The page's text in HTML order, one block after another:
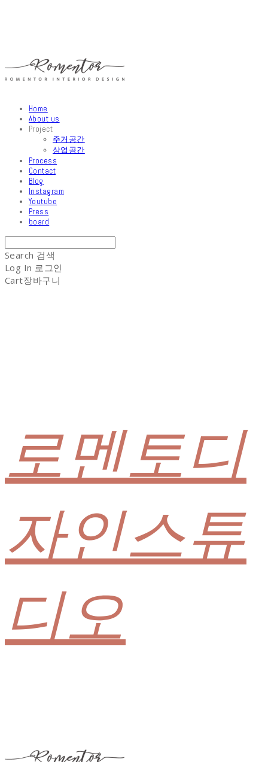
Home
About us
Project
주거공간
상업공간
Process
Contact
Blog
Instagram
Youtube
Press
board
Search 검색
Log In 로그인
Cart장바구니
로멘토디
자인스튜
디오